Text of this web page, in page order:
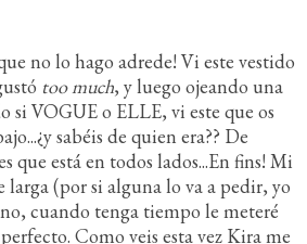
no lo hago adrede! Vi este vestido
too much, y luego ojeando una
si VOGUE o ELLE, vi este que os
sabéis de quien era?? De
que está en todos lados...En fins! Mi
larga (por si alguna lo va a pedir, yo
cuando tenga tiempo le meteré
Como veis esta vez Kira me